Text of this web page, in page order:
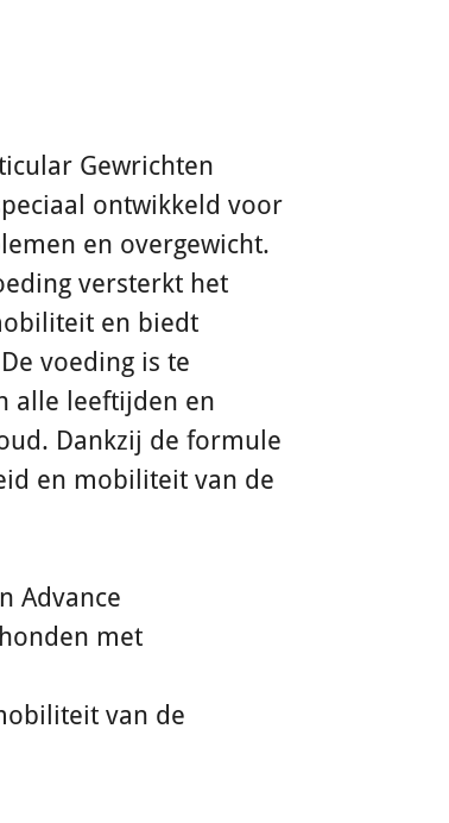
Gewrichten
ontwikkeld voor
en overgewicht.
versterkt het
en biedt
voeding is te
alle leeftijden en
Dankzij de formule
en mobiliteit van de
Advance
met
van de